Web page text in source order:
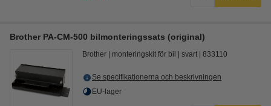
Brother PA-CM-500 bilmonteringssats (original)
Brother monteringskit för bil svart 833110
Se specifikationerna och beskrivningen
EU-lager